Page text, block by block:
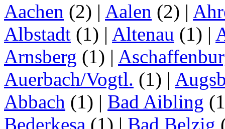
Aachen (2) | Aalen (2) |
Albstadt (1) | Altenau (1) |
Arnsberg (1) |
Auerbach/Vogtl. (1) |
Abbach (1) | Bad Aibling
Bederkesa (1) | Bad Belzig